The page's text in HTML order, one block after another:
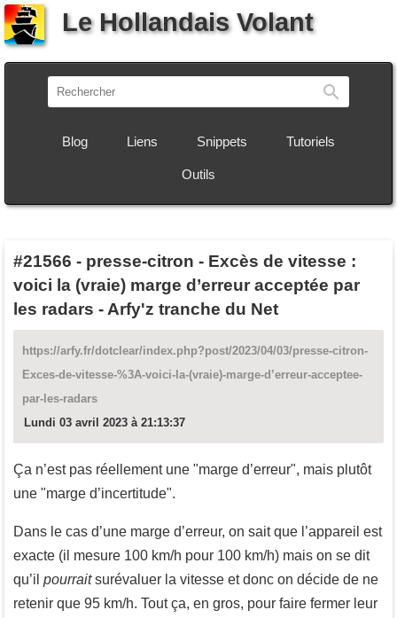
Le Hollandais Volant
Blog Liens Snippets Tutoriels
Outils
#21566 - presse-citron - Excès de vitesse :
voici la (vraie) marge d’erreur acceptée par
les radars - Arfy'z tranche du Net
https://arfy.fr/dotclear/index.php?post/2023/04/03/presse-citron-
Exces-de-vitesse-%3A-voici-la-(vraie)-marge-d’erreur-acceptee-
par-les-radars
Lundi 03 avril 2023 à 21:13:37
Ça n’est pas réellement une "marge d’erreur", mais plutôt
une "marge d’incertitude".
Dans le cas d’une marge d’erreur, on sait que l’appareil est
exacte (il mesure 100 km/h pour 100 km/h) mais on se dit
qu’il pourraitsurévaluer la vitesse et donc on décide de ne
retenir que 95 km/h. Tout ça, en gros, pour faire fermer leur